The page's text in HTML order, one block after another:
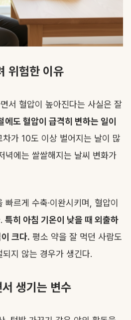
위험한 이유
서 혈압이 높아진다는 사실은 잘
에도 혈압이 급격히 변하는 일이
차가 10도 이상 벌어지는 날이 많
녁에는 쌀쌀해지는 날씨 변화가
르게 수축·이완시키며, 혈압이
특히 아침 기온이 낮을 때 외출하
크다. 평소 약을 잘 먹던 사람도
지 않는 경우가 생긴다.
생기는 변수